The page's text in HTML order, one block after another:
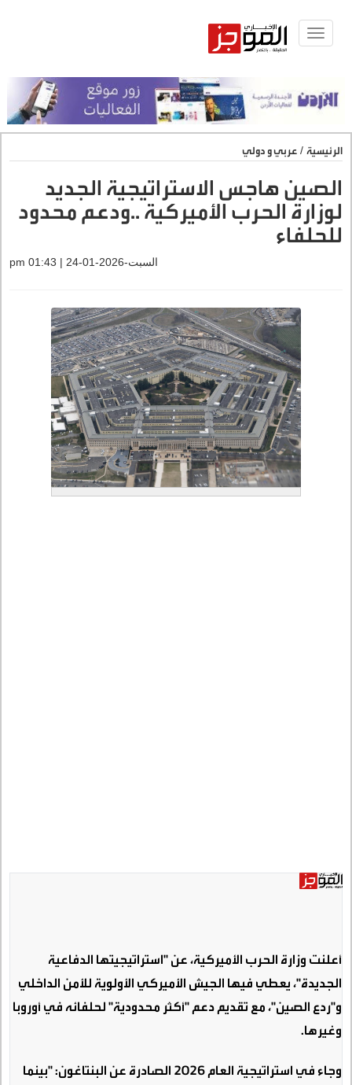
Toggle
الرئيسية / عربي و دولي
الصين هاجس الاستراتيجية الجديد
لوزارة الحرب الأميركية ..ودعم محدود
للحلفاء
السبت-2026-01-24 | 01:43 pm
أعلنت وزارة الحرب الأميركية، عن "استراتيجيتها الدفاعية
الجديدة"، يعطي فيها الجيش الأميركي الأولوية للأمن الداخلي
و"ردع الصين"، مع تقديم دعم "أكثر محدودية" لحلفائه في أوروبا
وغيرها.
وجاء في استراتيجية العام 2026 الصادرة عن البنتاغون: "بينما